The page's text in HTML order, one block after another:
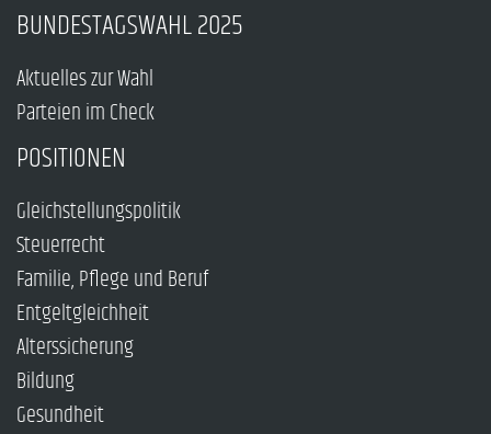
BUNDESTAGSWAHL 2025
Aktuelles zur Wahl
Parteien im Check
POSITIONEN
Gleichstellungspolitik
Steuerrecht
Familie, Pflege und Beruf
Entgeltgleichheit
Alterssicherung
Bildung
Gesundheit